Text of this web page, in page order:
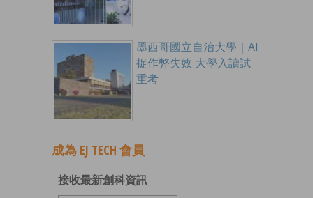
墨西哥國立自治大學｜AI
捉作弊失效 大學入讀試
重考
成為 EJ TECH 會員
接收最新創科資訊